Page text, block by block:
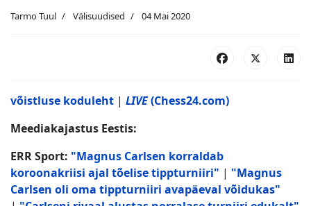
Tarmo Tuul Välisuudised 04 Mai 2020
võistluse koduleht | LIVE(Chess24.com)
Meediakajastus Eestis:
ERR Sport: "Magnus Carlsen korraldab
koroonakriisi ajal tõelise tippturniiri" | "Magnus
Carlsen oli oma tippturniiri avapäeval võidukas"